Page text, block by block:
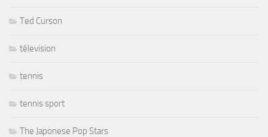
Ted Curson
télevision
tennis
tennis sport
The Japonese Pop Stars